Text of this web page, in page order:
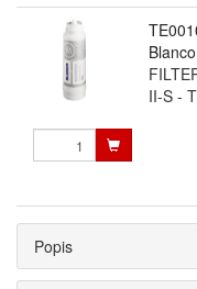
II-S -
Popis